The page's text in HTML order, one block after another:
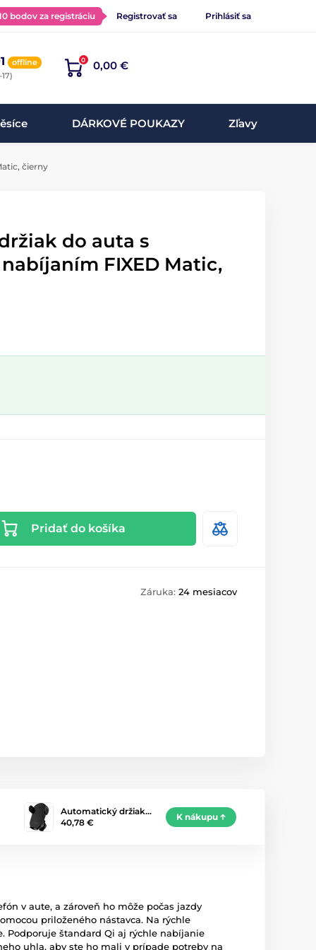
bodov za registráciu Registrovať sa Prihlásiť sa
offline
0 0,00 €
DÁRKOVÉ POUKAZY Zľavy
čierny
do auta s
FIXED Matic,
Pridať do košíka
Záruka: 24 mesiacov
Automatický držiak…
40,78 €
K nákupu
v aute, a zároveň ho môže počas jazdy
priloženého nástavca. Na rýchle
Podporuje štandard Qi aj rýchle nabíjanie
uhla, aby ste ho mali v prípade potreby na